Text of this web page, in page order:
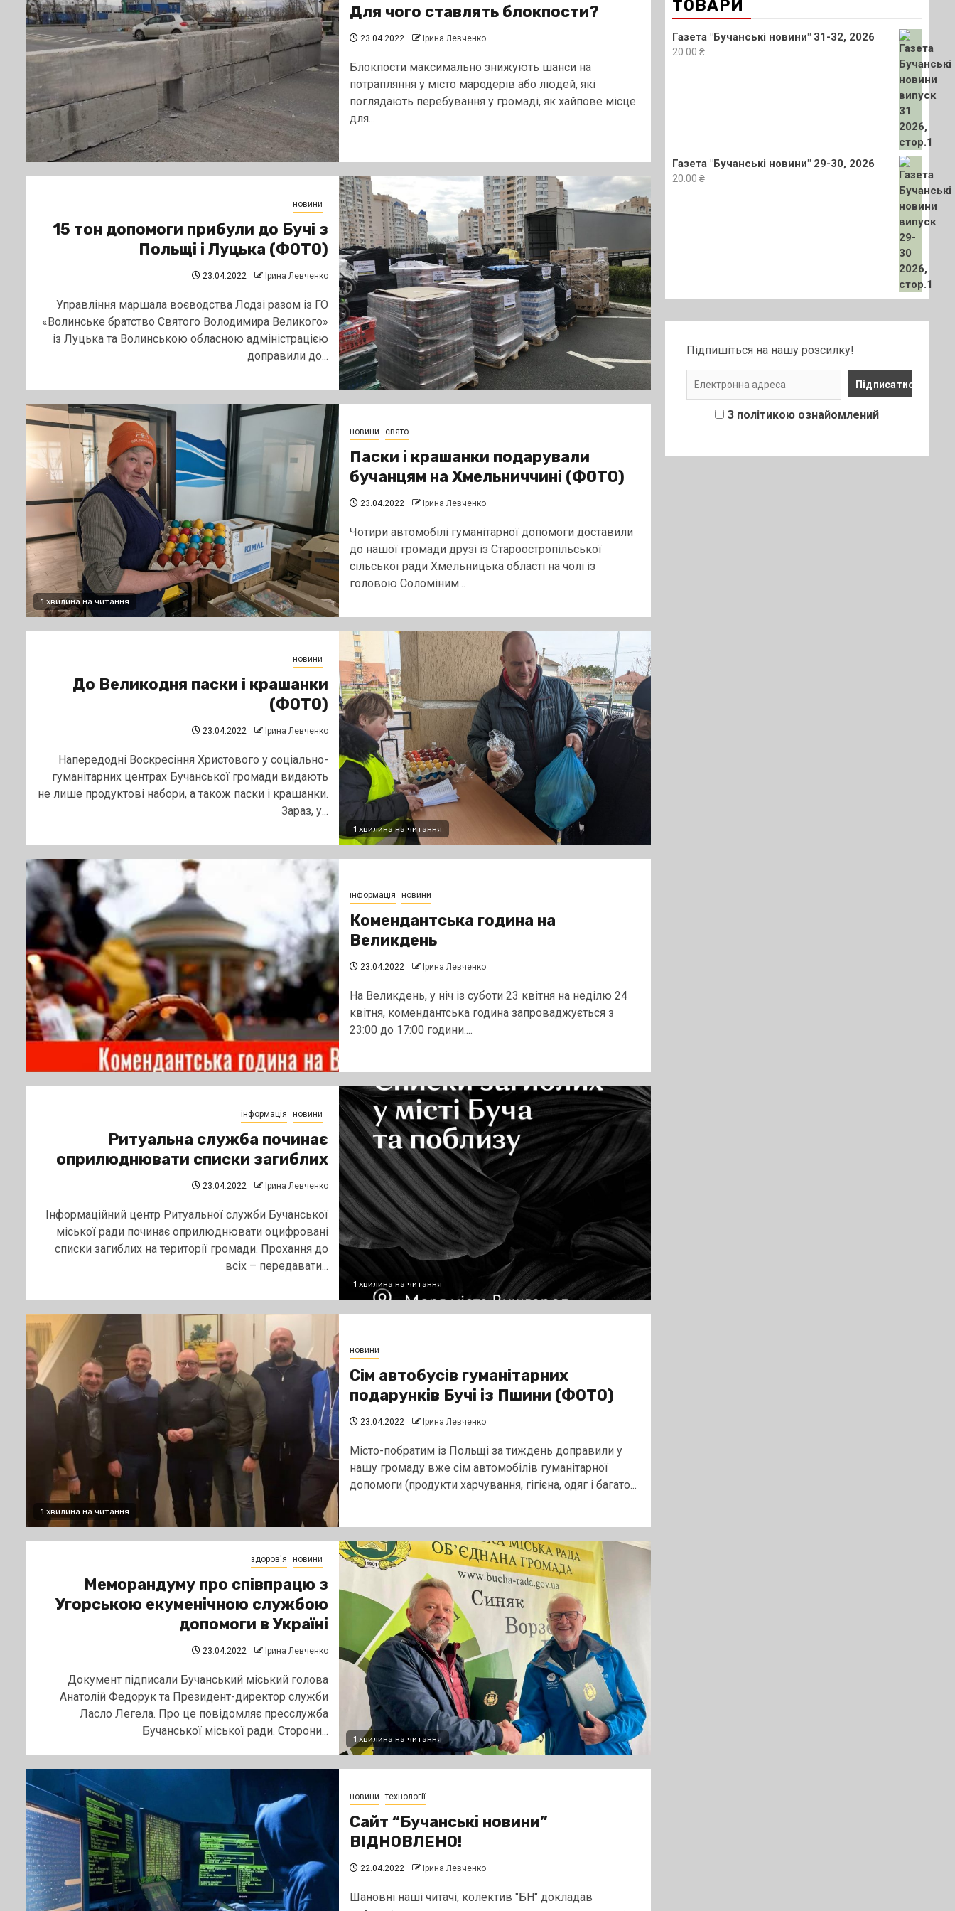
Для чого ставлять блокпости?
23.04.2022 Ірина Левченко
Блокпости максимально знижують шанси на
потрапляння у місто мародерів або людей, які
поглядають перебування у громаді, як хайпове місце
для...
новини
15 тон допомоги прибули до Бучі з
Польщі і Луцька (ФОТО)
23.04.2022 Ірина Левченко
Управління маршала воєводства Лодзі разом із ГО
«Волинське братство Святого Володимира Великого»
із Луцька та Волинською обласною адміністрацією
доправили до...
1 хвилина на читання
новини свято
Паски і крашанки подарували
бучанцям на Хмельниччині (ФОТО)
23.04.2022 Ірина Левченко
Чотири автомобілі гуманітарної допомоги доставили
до нашої громади друзі із Староостропільської
сільської ради Хмельницька області на чолі із
головою Соломіним...
1 хвилина на читання
новини
До Великодня паски і крашанки
(ФОТО)
23.04.2022 Ірина Левченко
Напередодні Воскресіння Христового у соціально-
гуманітарних центрах Бучанської громади видають
не лише продуктові набори, а також паски і крашанки.
Зараз, у...
інформація новини
Комендантська година на
Великдень
23.04.2022 Ірина Левченко
На Великдень, у ніч із суботи 23 квітня на неділю 24
квітня, комендантська година запроваджується з
23:00 до 17:00 години....
1 хвилина на читання
інформація новини
Ритуальна служба починає
оприлюднювати списки загиблих
23.04.2022 Ірина Левченко
Інформаційний центр Ритуальної служби Бучанської
міської ради починає оприлюднювати оцифровані
списки загиблих на території громади. Прохання до
всіх – передавати...
1 хвилина на читання
новини
Сім автобусів гуманітарних
подарунків Бучі із Пшини (ФОТО)
23.04.2022 Ірина Левченко
Місто-побратим із Польщі за тиждень доправили у
нашу громаду вже сім автомобілів гуманітарної
допомоги (продукти харчування, гігієна, одяг і багато...
1 хвилина на читання
здоров'я новини
Меморандуму про співпрацю з
Угорською екуменічною службою
допомоги в Україні
23.04.2022 Ірина Левченко
Документ підписали Бучанський міський голова
Анатолій Федорук та Президент-директор служби
Ласло Легела. Про це повідомляє пресслужба
Бучанської міської ради. Сторони...
новини технології
Сайт “Бучанські новини”
ВІДНОВЛЕНО!
22.04.2022 Ірина Левченко
Шановні наші читачі, колектив "БН" докладав
ТОВАРИ
Газета "Бучанські новини" 31-32, 2026
20.00 ₴
Газета "Бучанські новини" 29-30, 2026
20.00 ₴
Підпишіться на нашу розсилку!
З політикою ознайомлений